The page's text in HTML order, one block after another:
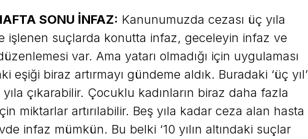
SONU İNFAZ: Kanunumuzda cezası üç yıla
işlenen suçlarda konutta infaz, geceleyin infaz ve
var. Ama yatarı olmadığı için uygulaması
eşiği biraz artırmayı gündeme aldık. Buradaki ‘üç yıl’
yıla çıkarabilir. Çocuklu kadınların biraz daha fazla
miktarlar artırılabilir. Beş yıla kadar ceza alan hasta
infaz mümkün. Bu belki ‘10 yılın altındaki suçlar